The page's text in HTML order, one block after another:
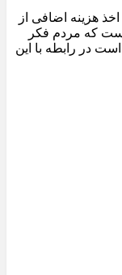
هزینه اضافی از
که مردم فکر
در رابطه با این